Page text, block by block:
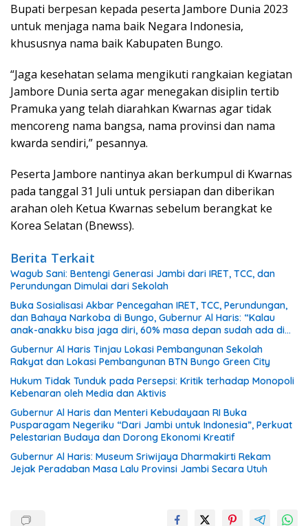
Bupati berpesan kepada peserta Jambore Dunia 2023
untuk menjaga nama baik Negara Indonesia,
khususnya nama baik Kabupaten Bungo.
“Jaga kesehatan selama mengikuti rangkaian kegiatan
Jambore Dunia serta agar menegakan disiplin tertib
Pramuka yang telah diarahkan Kwarnas agar tidak
mencoreng nama bangsa, nama provinsi dan nama
kwarda sendiri,” pesannya.
Peserta Jambore nantinya akan berkumpul di Kwarnas
pada tanggal 31 Juli untuk persiapan dan diberikan
arahan oleh Ketua Kwarnas sebelum berangkat ke
Korea Selatan (Bnewss).
Berita Terkait
Wagub Sani: Bentengi Generasi Jambi dari IRET, TCC, dan
Perundungan Dimulai dari Sekolah
Buka Sosialisasi Akbar Pencegahan IRET, TCC, Perundungan,
dan Bahaya Narkoba di Bungo, Gubernur Al Haris: “Kalau
anak-anakku bisa jaga diri, 60% masa depan sudah ada di
tangan”
Gubernur Al Haris Tinjau Lokasi Pembangunan Sekolah
Rakyat dan Lokasi Pembangunan BTN Bungo Green City
Hukum Tidak Tunduk pada Persepsi: Kritik terhadap Monopoli
Kebenaran oleh Media dan Aktivis
Gubernur Al Haris dan Menteri Kebudayaan RI Buka
Pusparagam Negeriku “Dari Jambi untuk Indonesia”, Perkuat
Pelestarian Budaya dan Dorong Ekonomi Kreatif
Gubernur Al Haris: Museum Sriwijaya Dharmakirti Rekam
Jejak Peradaban Masa Lalu Provinsi Jambi Secara Utuh